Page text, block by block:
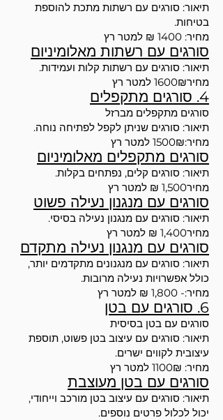
תיאור: סורגים עם רשתות מתכת להוספת
בטיחות.
מחיר: 1400 ₪ למטר רץ
סורגים עם רשתות מאלומיניום
תיאור: סורגים עם רשתות קלות ועמידות.
מחיר1600₪ למטר רץ
4. סורגים מתקפלים
סורגים מתקפלים מברזל
תיאור: סורגים שניתן לקפל לפתיחה נוחה.
מחיר:1500₪ למטר רץ
סורגים מתקפלים מאלומיניום
תיאור: סורגים קלים, נפתחים בקלות.
מחיר1,500 ₪ למטר רץ
סורגים עם מנגנון נעילה פשוט
תיאור: סורגים עם מנגנון נעילה בסיסי.
מחיר1,400 ₪ למטר רץ
סורגים עם מנגנון נעילה מתקדם
תיאור: סורגים עם מנגנונים מתקדמים יותר,
כולל אפשרויות נעילה מרובות.
מחיר:- 1,800 ₪ למטר רץ
6. סורגים עם בטן
סורגים עם בטן בסיסית
תיאור: סורגים עם עיצוב בטן פשוט, תוספת
עיצובית לקווים ישרים.
מחיר: 1100₪ למטר רץ
סורגים עם בטן מעוצבת
תיאור: סורגים עם עיצוב בטן מורכב וייחודי,
יכול לכלול פרטים נוספים.